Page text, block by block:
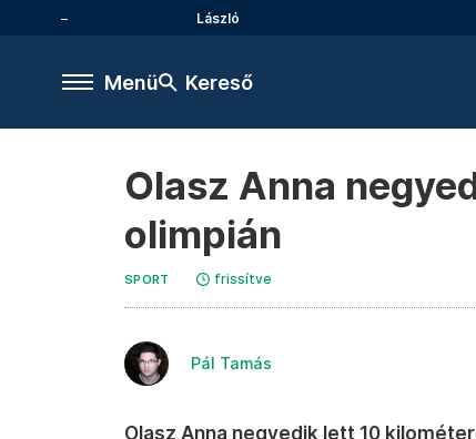
László
Menü Kereső
Olasz Anna
olimpián
SPORT frissítve
Pál Tamás
Olasz Anna negyedik lett 10